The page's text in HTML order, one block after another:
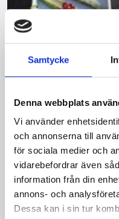
Samtycke
Denna webbplats
Vi använder
och annonserna till
för sociala medier och
vidarebefordrar även
information från din
annons- och
Dessa kan i sin tur
Jalapeño med
lingon
Produkter i